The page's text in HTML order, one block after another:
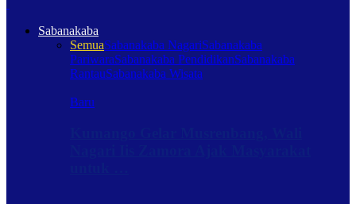
Sabanakaba
SemuaSabanakaba NagariSabanakaba
PariwaraSabanakaba PendidikanSabanakaba
RantauSabanakaba Wisata
Baru